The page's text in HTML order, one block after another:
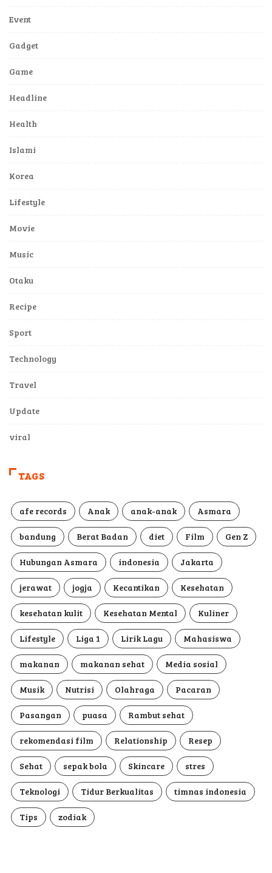
Event
Gadget
Game
Headline
Health
Islami
Korea
Lifestyle
Movie
Music
Otaku
Recipe
Sport
Technology
Travel
Update
viral
TAGS
afe records Anak anak-anak Asmara
bandung Berat Badan diet Film Gen Z
Hubungan Asmara indonesia Jakarta
jerawat jogja Kecantikan Kesehatan
kesehatan kulit Kesehatan Mental Kuliner
Lifestyle Liga 1 Lirik Lagu Mahasiswa
makanan makanan sehat Media sosial
Musik Nutrisi Olahraga Pacaran
Pasangan puasa Rambut sehat
rekomendasi film Relationship Resep
Sehat sepak bola Skincare stres
Teknologi Tidur Berkualitas timnas indonesia
Tips zodiak